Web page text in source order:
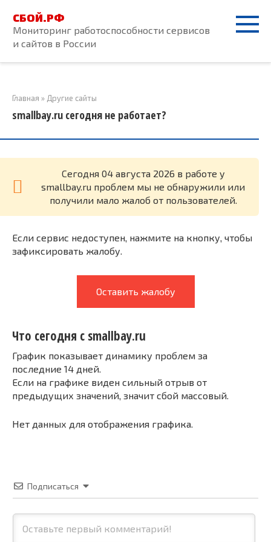
контенту
СБОЙ.РФ
Мониторинг работоспособности сервисов
и сайтов в России
Главная » Другие сайты
smallbay.ru сегодня не работает?
Cегодня 04 августа 2026 в работе у
smallbay.ru проблем мы не обнаружили или
получили мало жалоб от пользователей.
Если сервис недоступен, нажмите на кнопку, чтобы
зафиксировать жалобу.
Оставить жалобу
Что сегодня с smallbay.ru
График показывает динамику проблем за
последние 14 дней.
Если на графике виден сильный отрыв от
предыдущих значений, значит сбой массовый.
Нет данных для отображения графика.
Подписаться